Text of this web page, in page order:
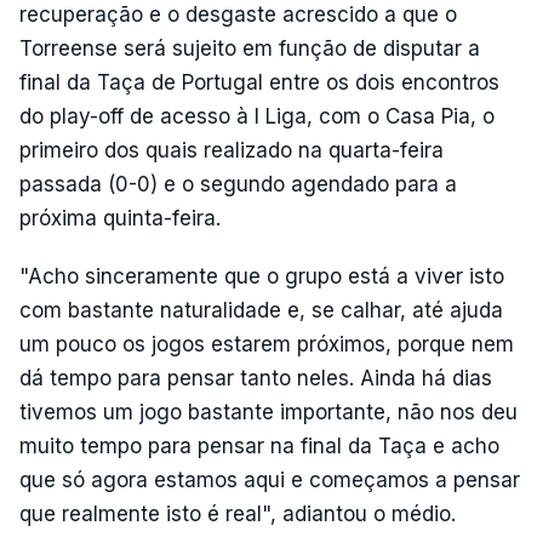
recuperação e o desgaste acrescido a que o
Torreense será sujeito em função de disputar a
final da Taça de Portugal entre os dois encontros
do play-off de acesso à I Liga, com o Casa Pia, o
primeiro dos quais realizado na quarta-feira
passada (0-0) e o segundo agendado para a
próxima quinta-feira.
"Acho sinceramente que o grupo está a viver isto
com bastante naturalidade e, se calhar, até ajuda
um pouco os jogos estarem próximos, porque nem
dá tempo para pensar tanto neles. Ainda há dias
tivemos um jogo bastante importante, não nos deu
muito tempo para pensar na final da Taça e acho
que só agora estamos aqui e começamos a pensar
que realmente isto é real", adiantou o médio.